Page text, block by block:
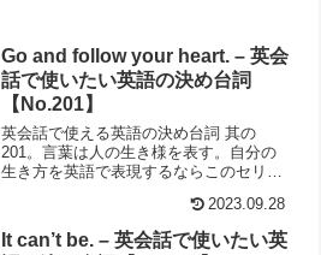
Go and follow your heart. – 英会
話で使いたい英語の決め台詞
【No.201】
英会話で使える英語の決め台詞 其の
201。言葉は人の生き様を表す。自分の
生き方を英語で表現するならこのセリフ
2023.09.28
It can’t be. – 英会話で使いたい英